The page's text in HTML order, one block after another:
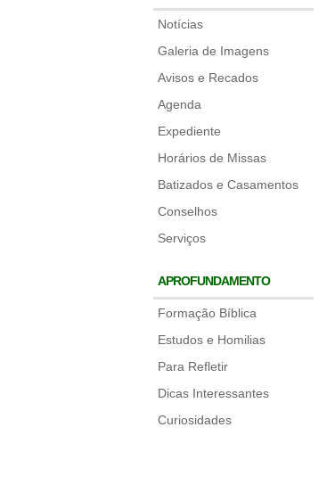
Notícias
Galeria de Imagens
Avisos e Recados
Agenda
Expediente
Horários de Missas
Batizados e Casamentos
Conselhos
Serviços
APROFUNDAMENTO
Formação Bíblica
Estudos e Homilias
Para Refletir
Dicas Interessantes
Curiosidades